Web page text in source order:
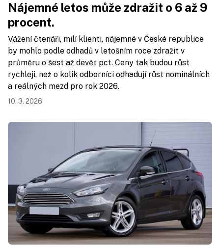
Nájemné letos může zdražit o 6 až 9
procent.
Vážení čtenáři, milí klienti, nájemné v České republice
by mohlo podle odhadů v letošním roce zdražit v
průměru o šest až devět pct. Ceny tak budou růst
rychleji, než o kolik odborníci odhadují růst nominálních
a reálných mezd pro rok 2026.
10. 3. 2026